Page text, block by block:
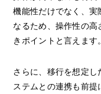
機能性だけでなく、実
なるため、操作性の
きポイントと言えます。
さらに、移行を想定し
ステムとの連携も前提